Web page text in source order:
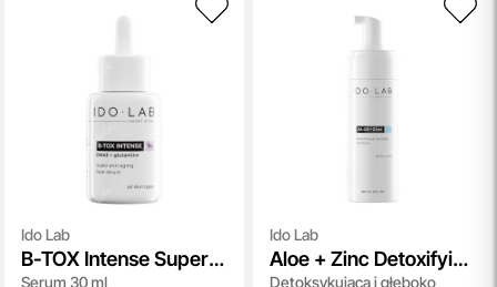
Ido Lab
B-TOX Intense Super
Serum 30 ml
Ido Lab
Aloe + Zinc Detoxifying
Detoksykująca i głęboko